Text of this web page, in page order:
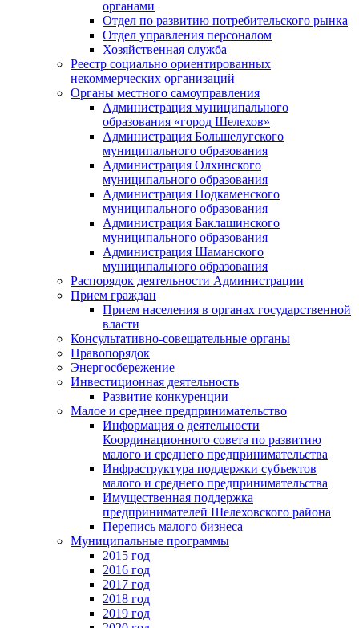
органами
Отдел по развитию потребительского рынка
Отдел управления персоналом
Хозяйственная служба
Реестр социально ориентированных
некоммерческих организаций
Органы местного самоуправления
Администрация муниципального
образования «город Шелехов»
Администрация Большелугского
муниципального образования
Администрация Олхинского
муниципального образования
Администрация Подкаменского
муниципального образования
Администрация Баклашинского
муниципального образования
Администрация Шаманского
муниципального образования
Распорядок деятельности Администрации
Прием граждан
Прием населения в органах государственной
власти
Консультативно-совещательные органы
Правопорядок
Энергосбережение
Инвестиционная деятельность
Развитие конкуренции
Малое и среднее предпринимательство
Информация о деятельности
Координационного совета по развитию
малого и среднего предпринимательства
Инфраструктура поддержки субъектов
малого и среднего предпринимательства
Имущественная поддержка
предпринимателей Шелеховского района
Перепись малого бизнеса
Муниципальные программы
2015 год
2016 год
2017 год
2018 год
2019 год